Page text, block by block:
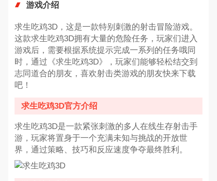
游戏介绍
求生吃鸡3D，这是一款特别刺激的射击冒险游戏。
这款求生吃鸡3D拥有大量的危险任务，玩家们进入
游戏后，需要根据系统提示完成一系列的任务哦同
时，通过《求生吃鸡3D》，玩家们能够轻松结交到
志同道合的朋友，喜欢射击类游戏的朋友快来下载
吧！
求生吃鸡3D官方介绍
求生吃鸡3D是一款紧张刺激的多人在线生存射击手
游，玩家将置身于一个充满未知与挑战的开放世
界，通过策略、技巧和反应速度争夺最终胜利。